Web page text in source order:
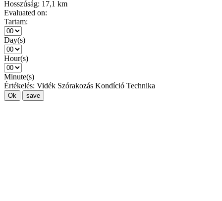
Hosszúság: 17,1 km
Evaluated on:
Tartam:
Day(s)
Hour(s)
Minute(s)
Értékelés: Vidék Szórakozás Kondíció Technika
Ok save